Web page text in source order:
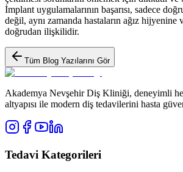
İmplant uygulamalarının başarısı, sadece
değil, aynı zamanda hastaların ağız hijyenine
doğrudan ilişkilidir.
Tüm Blog Yazılarını Gör
Akademya Nevşehir Diş Kliniği, deneyimli
altyapısı ile modern diş tedavilerini hasta
Tedavi Kategorileri